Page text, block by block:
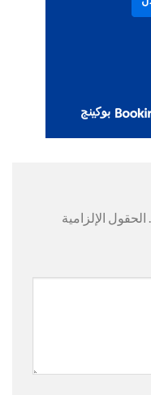
الحقول الإلزامية